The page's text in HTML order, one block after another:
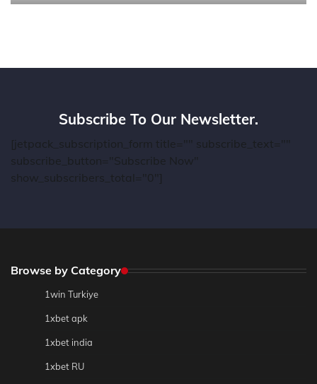
Subscribe To Our Newsletter.
[jetpack_subscription_form title="" subscribe_text=""
subscribe_button="Subscribe Now"
show_subscribers_total="0"]
Browse by Category
1win Turkiye
1xbet apk
1xbet india
1xbet RU